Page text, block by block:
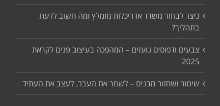
כיצד לבחור משרד אדריכלות מומלץ ומה חשוב לדעת
בתהליך?
צבעים ודפוסים נועזים – המהפכה בעיצוב פנים לקראת
2025
שימור ושחזור מבנים – לשמר את העבר, לעצב את העתיד